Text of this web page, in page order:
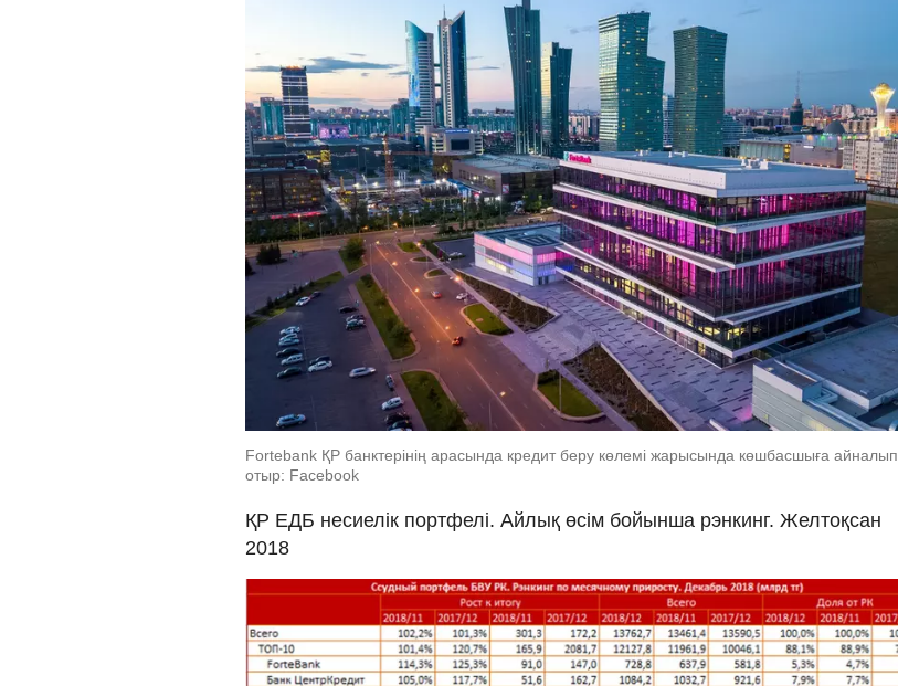
Fortebank ҚР банктерінің арасында кредит беру көлемі жарысында көшбасшыға айналып
отыр: Facebook
ҚР ЕДБ несиелік портфелі. Айлық өсім бойынша рэнкинг. Желтоқсан
2018